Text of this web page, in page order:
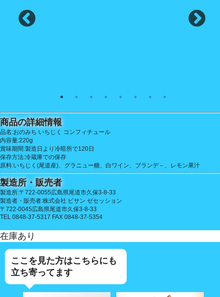
商品の詳細情報
品名:おのみち いちじく コンフィチュール
内容量:220g
賞味期間:製造日より冷暗所で120日
保存方法:冷蔵庫での保存
原料:いちじく(尾道産)、グラニュー糖、白ワイン、ブランデ－、レモン果汁
製造所・販売者
製造所:〒722-0055広島県尾道市久保3-8-33
製造者・販売者:株式会社 ビサン ゼセッション
〒722-0045広島県尾道市久保3-8-33
TEL 0848-37-5317 FAX 0848-37-5354
在庫あり
ここを見た方はこちらにも
立ち寄ってます